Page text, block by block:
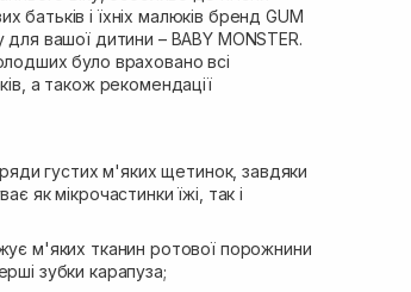
і їхніх малюків бренд GUM
вашої дитини – BABY MONSTER.
було враховано всі
а також рекомендації
ряди густих м'яких щетинок, завдяки
як мікрочастинки їжі, так і
м'яких тканин ротової порожнини
зубки карапуза;